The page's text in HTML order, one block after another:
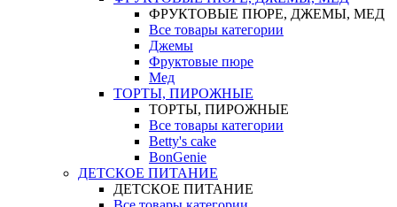
ФРУКТОВЫЕ ПЮРЕ, ДЖЕМЫ, МЕД
Все товары категории
Джемы
Фруктовые пюре
Мед
ТОРТЫ, ПИРОЖНЫЕ
ТОРТЫ, ПИРОЖНЫЕ
Все товары категории
Betty's cake
BonGenie
ДЕТСКОЕ ПИТАНИЕ
ДЕТСКОЕ ПИТАНИЕ